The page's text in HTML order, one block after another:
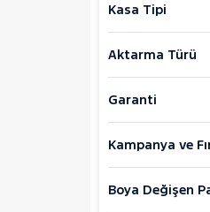
MAN
MERCEDES-
MINI
NISSAN
OPEL
PEUGEOT
Kasa Tipi
Aktarma Türü
Garanti
Kampanya ve
Boya Değişen